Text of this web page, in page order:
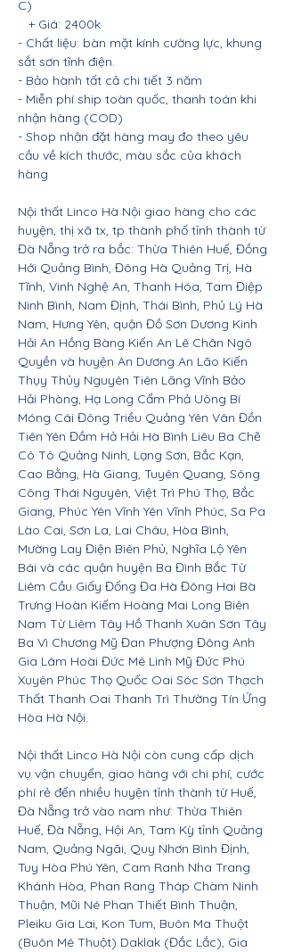
C)
+ Giá: 2400k
- Chất liệu: bàn mặt kính cường lực, khung
sắt sơn tĩnh điện.
- Bảo hành tất cả chi tiết 3 năm
- Miễn phí ship toàn quốc, thanh toán khi
nhận hàng (COD)
- Shop nhận đặt hàng may đo theo yêu
cầu về kích thước, màu sắc của khách
hàng
Nội thất Linco Hà Nội giao hàng cho các
huyện, thị xã tx, tp thành phố tỉnh thành từ
Đà Nẵng trở ra bắc: Thừa Thiên Huế, Đồng
Hới Quảng Bình, Đông Hà Quảng Trị, Hà
Tĩnh, Vinh Nghệ An, Thanh Hóa, Tam Điệp
Ninh Bình, Nam Định, Thái Bình, Phủ Lý Hà
Nam, Hưng Yên, quận Đồ Sơn Dương Kinh
Hải An Hồng Bàng Kiến An Lê Chân Ngô
Quyền và huyện An Dương An Lão Kiến
Thụy Thủy Nguyên Tiên Lãng Vĩnh Bảo
Hải Phòng, Hạ Long Cẩm Phả Uông Bí
Móng Cái Đông Triều Quảng Yên Vân Đồn
Tiên Yên Đầm Hả Hải Hà Bình Liêu Ba Chẽ
Cô Tô Quảng Ninh, Lạng Sơn, Bắc Kạn,
Cao Bằng, Hà Giang, Tuyên Quang, Sông
Công Thái Nguyên, Việt Trì Phú Thọ, Bắc
Giang, Phúc Yên Vĩnh Yên Vĩnh Phúc, Sa Pa
Lào Cai, Sơn La, Lai Châu, Hòa Bình,
Mường Lay Điện Biên Phủ, Nghĩa Lộ Yên
Bái và các quận huyện Ba Đình Bắc Từ
Liêm Cầu Giấy Đống Đa Hà Đông Hai Bà
Trưng Hoàn Kiếm Hoàng Mai Long Biên
Nam Từ Liêm Tây Hồ Thanh Xuân Sơn Tây
Ba Vì Chương Mỹ Đan Phượng Đông Anh
Gia Lâm Hoài Đức Mê Linh Mỹ Đức Phú
Xuyên Phúc Thọ Quốc Oai Sóc Sơn Thạch
Thất Thanh Oai Thanh Trì Thường Tín Ứng
Hòa Hà Nội.
Nội thất Linco Hà Nội còn cung cấp dịch
vụ vận chuyển, giao hàng với chi phí, cước
phí rẻ đến nhiều huyện tỉnh thành từ Huế,
Đà Nẵng trở vào nam như: Thừa Thiên
Huế, Đà Nẵng, Hội An, Tam Kỳ tỉnh Quảng
Nam, Quảng Ngãi, Quy Nhơn Bình Định,
Tuy Hòa Phú Yên, Cam Ranh Nha Trang
Khánh Hòa, Phan Rang Tháp Chàm Ninh
Thuận, Mũi Né Phan Thiết Bình Thuận,
Pleiku Gia Lai, Kon Tum, Buôn Ma Thuột
(Buôn Mê Thuột) Daklak (Đắc Lắc), Gia